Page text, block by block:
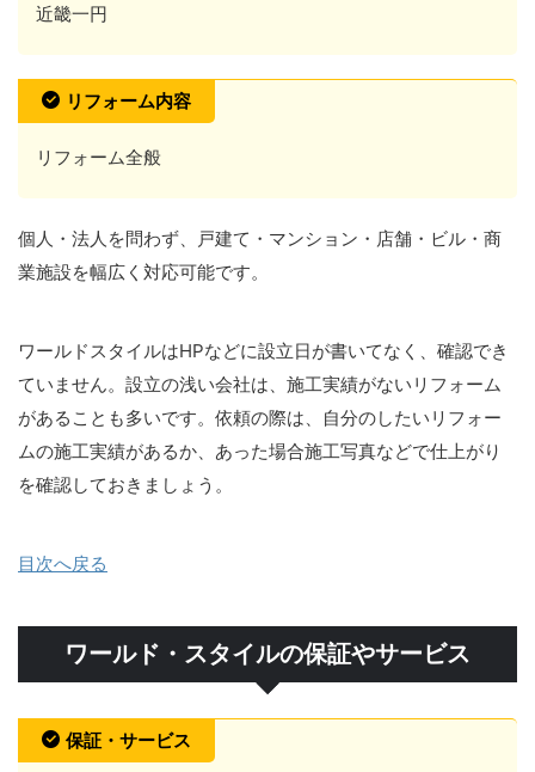
近畿一円
リフォーム内容
リフォーム全般
個人・法人を問わず、戸建て・マンション・店舗・ビル・商
業施設を幅広く対応可能です。
ワールドスタイルはHPなどに設立日が書いてなく、確認でき
ていません。設立の浅い会社は、施工実績がないリフォーム
があることも多いです。依頼の際は、自分のしたいリフォー
ムの施工実績があるか、あった場合施工写真などで仕上がり
を確認しておきましょう。
目次へ戻る
ワールド・スタイルの保証やサービス
保証・サービス